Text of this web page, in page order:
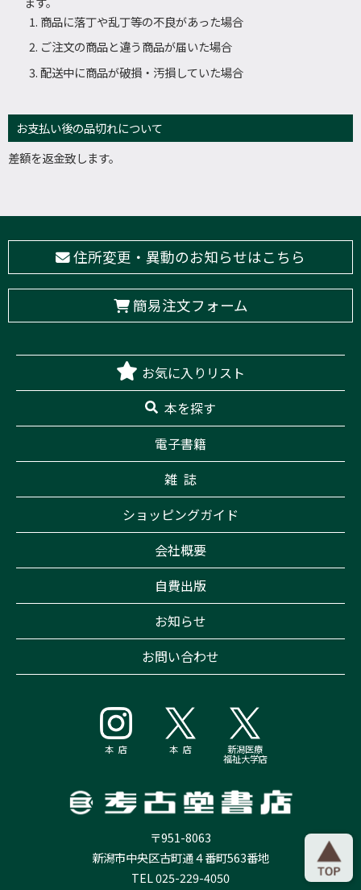
商品に落丁や乱丁等の不良があった場合
ご注文の商品と違う商品が届いた場合
配送中に商品が破損・汚損していた場合
お支払い後の品切れについて
差額を返金致します。
住所変更・異動のお知らせはこちら
簡易注文フォーム
お気に入りリスト
本を探す
電子書籍
雑 誌
ショッピングガイド
会社概要
自費出版
お知らせ
お問い合わせ
本 店 本 店 新潟医療
福祉大学店
〒951-8063
新潟市中央区古町通４番町563番地
TEL 025-229-4050